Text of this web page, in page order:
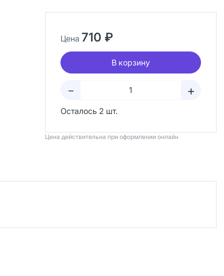
Цена 710 ₽
В корзину
– +
Осталось 2 шт.
Цена действительна при оформлении онлайн